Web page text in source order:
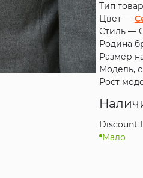
Тип
Цвет —
Стиль —
Родина
Размер
Модель,
Рост
Discount
Мало